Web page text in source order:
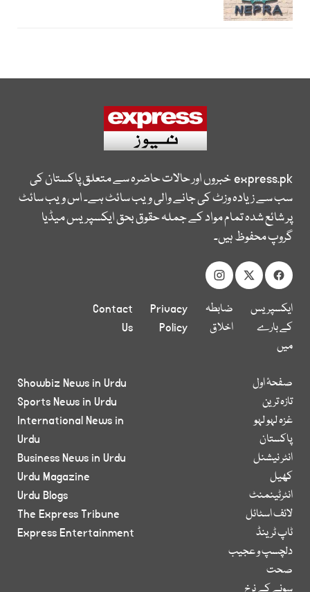
express.pkخبروں اور حالات حاضرہ سے متعلق پاکستان کی
سب سے زیادہ وزٹ کی جانے والی ویب سائٹ ہے۔ اس ویب سائٹ
پر شائع شدہ تمام مواد کے جملہ حقوق بحق ایکسپریس میڈیا
گروپ محفوظ ہیں۔
ایکسپریس
کے بارے
میں
ضابطہ
اخلاق
Privacy
Policy
Contact
Us
صفحۂ اول
تازہ ترین
غزہ لہو لہو
پاکستان
انٹر نیشنل
کھیل
انٹرٹینمنٹ
لائف اسٹائل
ٹاپ ٹرینڈ
دلچسپ و عجیب
صحت
Showbiz News in Urdu
Sports News in Urdu
International News in
Urdu
Business News in Urdu
Urdu Magazine
Urdu Blogs
The Express Tribune
Express Entertainment